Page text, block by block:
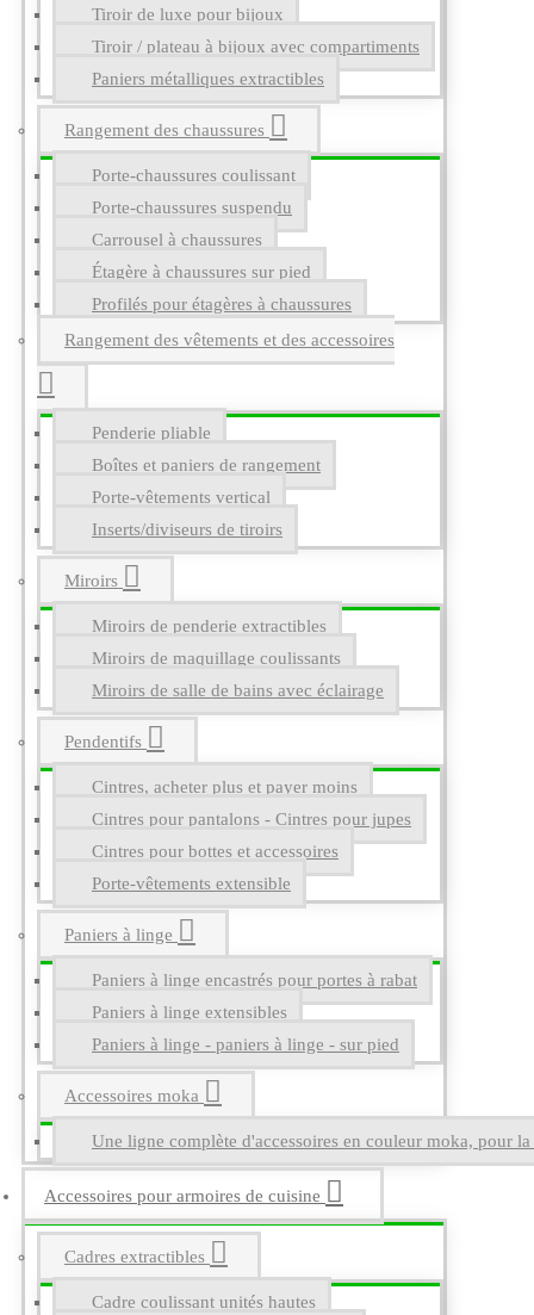
Tiroir de luxe pour bijoux
Tiroir / plateau à bijoux avec compartiments
Paniers métalliques extractibles
Rangement des chaussures
Porte-chaussures coulissant
Porte-chaussures suspendu
Carrousel à chaussures
Étagère à chaussures sur pied
Profilés pour étagères à chaussures
Rangement des vêtements et des accessoires
Penderie pliable
Boîtes et paniers de rangement
Porte-vêtements vertical
Inserts/diviseurs de tiroirs
Miroirs
Miroirs de penderie extractibles
Miroirs de maquillage coulissants
Miroirs de salle de bains avec éclairage
Pendentifs
Cintres, acheter plus et payer moins
Cintres pour pantalons - Cintres pour jupes
Cintres pour bottes et accessoires
Porte-vêtements extensible
Paniers à linge
Paniers à linge encastrés pour portes à rabat
Paniers à linge extensibles
Paniers à linge - paniers à linge - sur pied
Accessoires moka
Une ligne complète d'accessoires en couleur moka, pour
Accessoires pour armoires de cuisine
Cadres extractibles
Cadre coulissant unités hautes